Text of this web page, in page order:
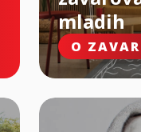
mladih
O